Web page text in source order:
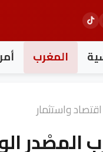
المغرب
اقتصاد واستثمار
المصْدر